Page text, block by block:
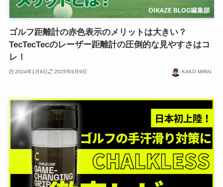
ゴルフ距離計の赤色表示のメリットは大きい？
TecTecTecのレーザー距離計の圧倒的な見やすさはコ
レ！
2024年1月6日 2025年9月9日 KAKO MIRAI